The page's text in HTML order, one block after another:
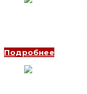
Подробнее